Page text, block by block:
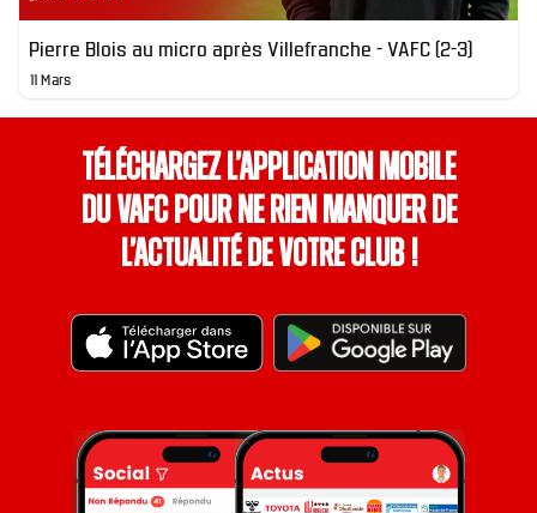
Pierre Blois au micro après Villefranche - VAFC (2-3)
11 Mars
Téléchargez l’application mobile
du VAFC pour ne rien manquer de
l’actualité de votre club !